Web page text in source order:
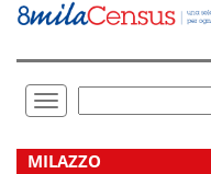
Vai
direttamente
Toggle
navigation
.
MILAZZO